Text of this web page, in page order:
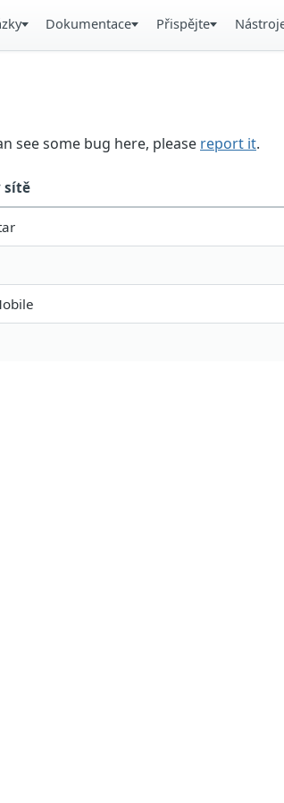
Dokumentace Přispějte
see some bug here, please report it.
sítě